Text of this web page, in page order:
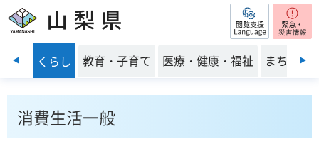
山梨県 閲覧支援
前のスライドを表示
全 くらし 教育・子育て 医療・健康・福祉 まちづく
消費生活一般